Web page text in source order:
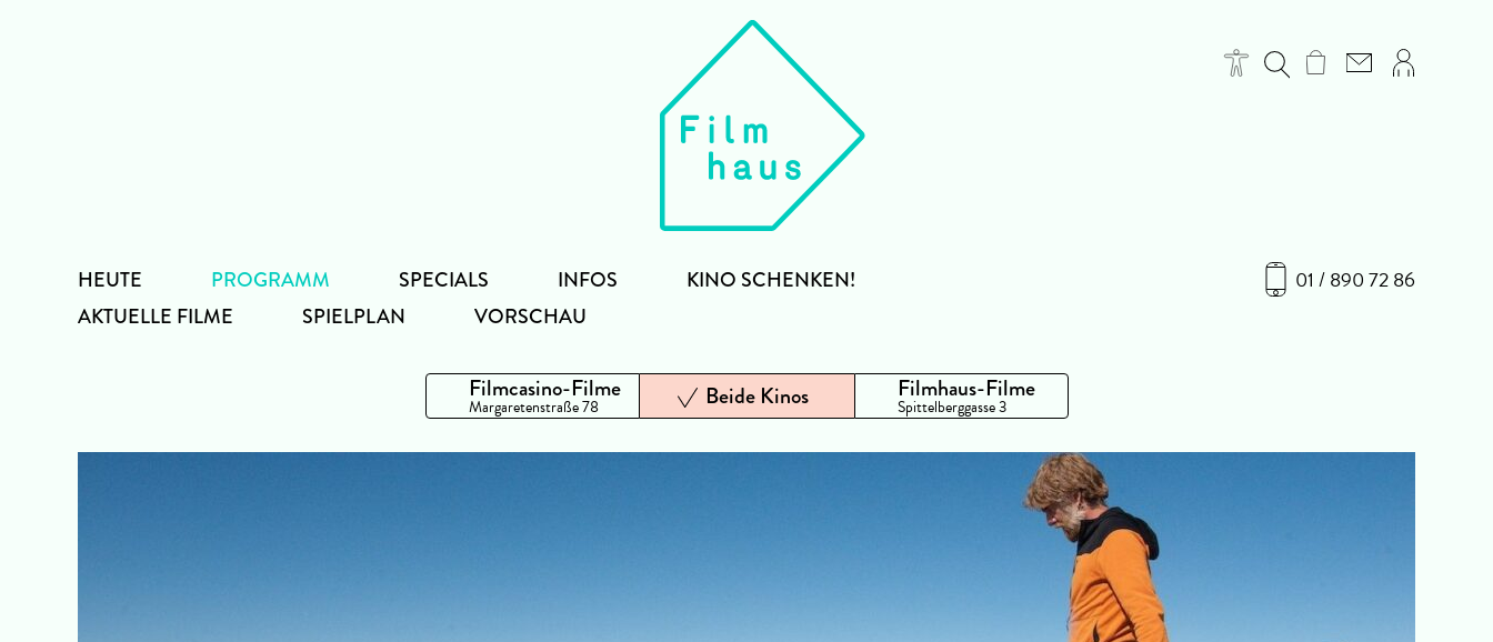
01 / 890 72 86
HEUTE
PROGRAMM
AKTUELLE FILME
SPIELPLAN VORSCHAU
SPECIALS INFOS KINO SCHENKEN!
Filmcasino-Filme
Margaretenstraße 78 Beide Kinos Filmhaus-Filme
Spittelberggasse 3